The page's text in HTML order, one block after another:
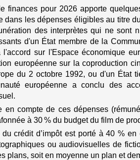
finances pour 2026 apporte
dans les dépenses éligibles au titre
des interprètes qui ne sont
d'un État membre de la
l'accord sur l'Espace économique
européenne sur la coproduction
du 2 octobre 1992, ou d'un État
européenne a conclu des
en compte de ces dépenses
à 30 % du budget du film de
du crédit d’impôt est porté à 40 %
ou audiovisuelles de
plans, soit en moyenne un plan et